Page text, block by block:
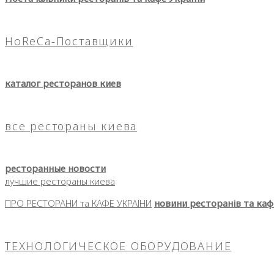
HoReCa-Поставщики
каталог ресторанов киев
все рестораны киева
ресторанные новости
лучшие рестораны киева
ПРО РЕСТОРАНИ та КАФЕ УКРАЇНИ новини ресторанів та
ТЕХНОЛОГИЧЕСКОЕ ОБОРУДОВАНИЕ